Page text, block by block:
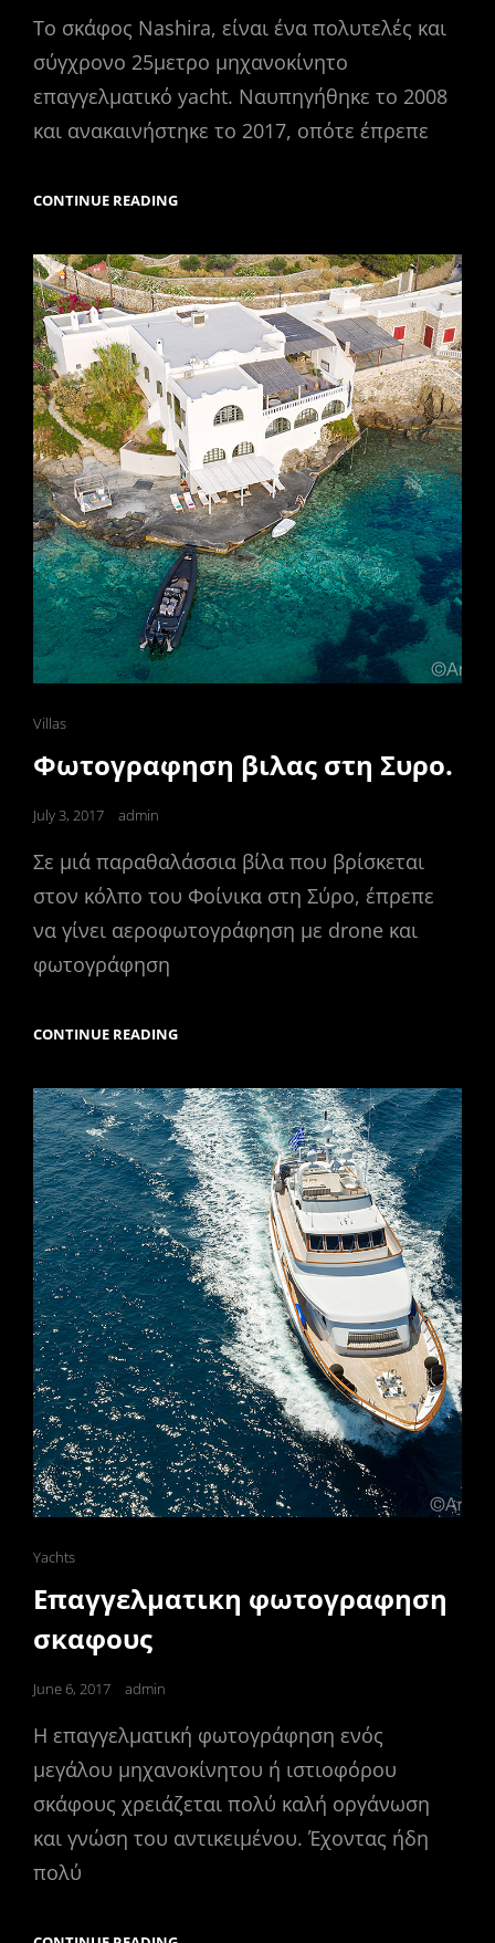
Το σκάφος Nashira, είναι ένα πολυτελές και
σύγχρονο 25μετρο μηχανοκίνητο
επαγγελματικό yacht. Ναυπηγήθηκε το 2008
και ανακαινήστηκε το 2017, οπότε έπρεπε
CONTINUE READINGΦΩΤΟΓΡΑΦΗΣΗ
Cat
Villas
Φωτογραφηση βιλας στη Συρο.
Posted
July 3, 2017 admin
Σε μιά παραθαλάσσια βίλα που βρίσκεται
στον κόλπο του Φοίνικα στη Σύρο, έπρεπε
να γίνει αεροφωτογράφηση με drone και
φωτογράφηση
CONTINUE READINGΦΩΤΟΓΡΑΦΗΣΗ
ΣΥΡΟ.
Cat
Yachts
Επαγγελματικη φωτογραφηση
σκαφους
Posted
June 6, 2017 admin
Η επαγγελματική φωτογράφηση ενός
μεγάλου μηχανοκίνητου ή ιστιοφόρου
σκάφους χρειάζεται πολύ καλή οργάνωση
και γνώση του αντικειμένου. Έχοντας ήδη
πολύ